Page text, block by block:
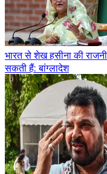
भारत से शेख हसीना की
सकती हैं: बांग्लादेश